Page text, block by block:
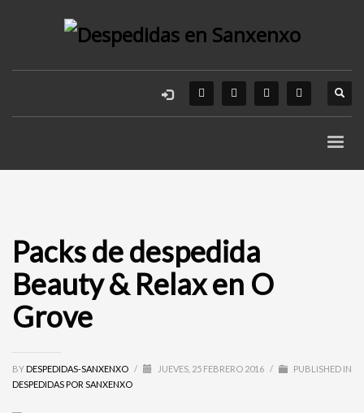
Packs de despedida
Beauty & Relax en O
Grove
BY DESPEDIDAS-SANXENXO / JUEVES, 25 FEBRERO 2016 /
PUBLISHED IN
DESPEDIDAS POR SANXENXO